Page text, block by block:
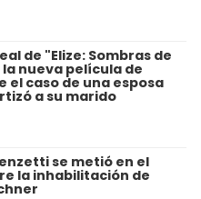
de "Elize: Sombras de
nueva película de
el caso de una esposa
a su marido
se metió en el
la inhabilitación de